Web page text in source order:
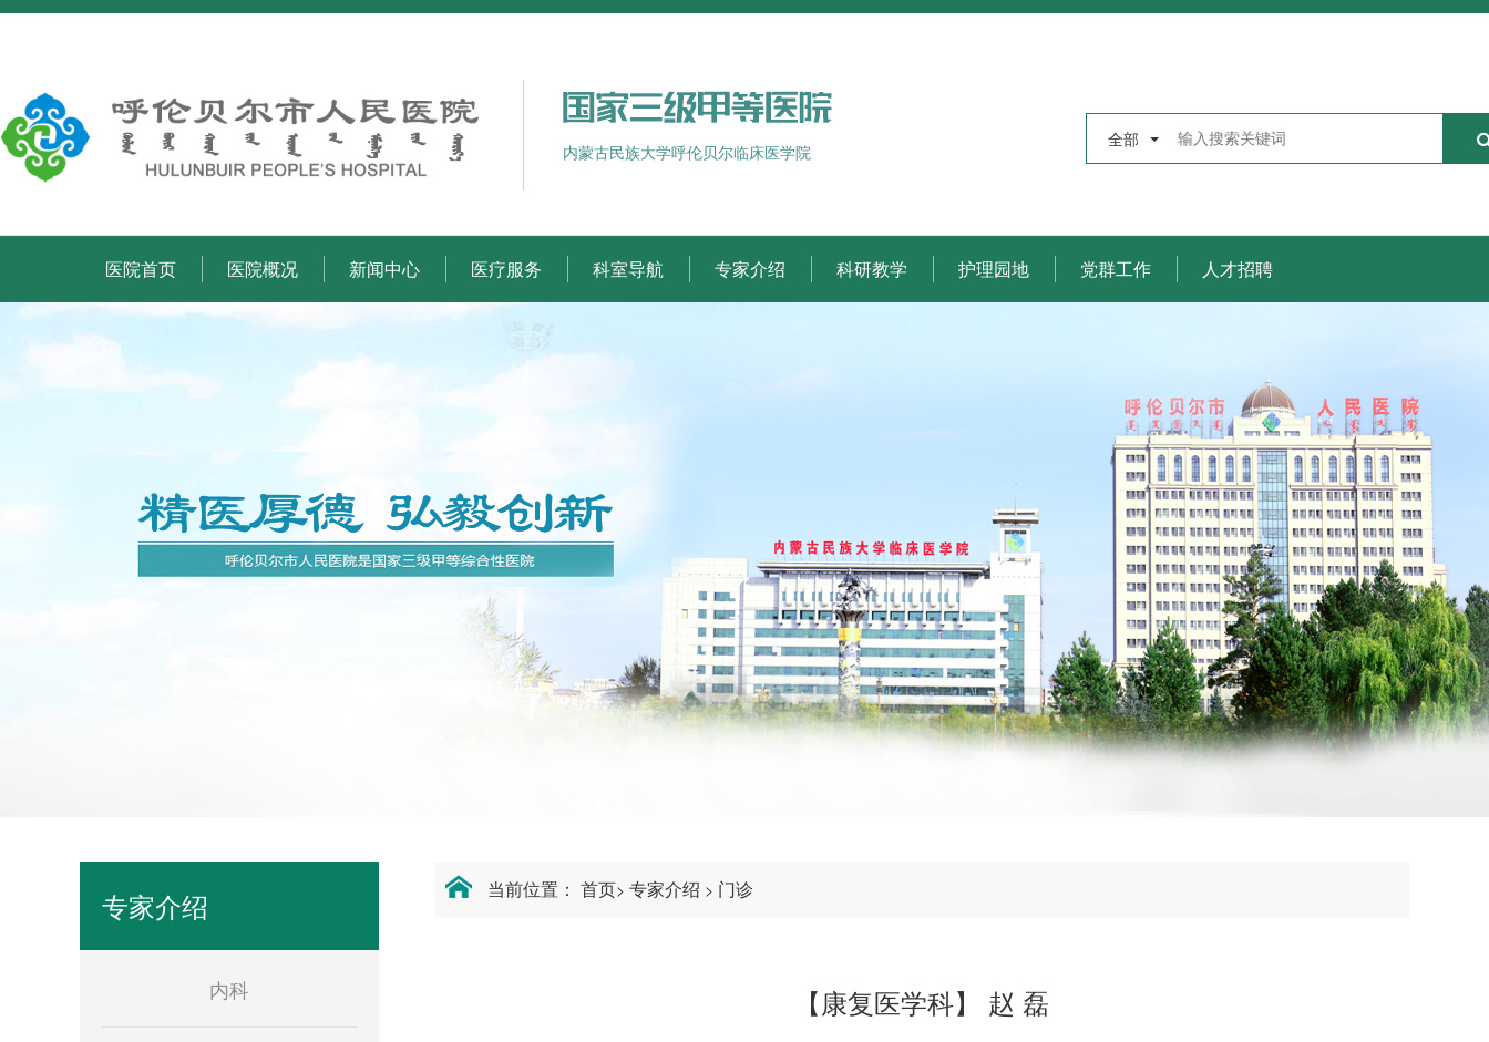
内蒙古民族大学呼伦贝尔临床医学院
全部
医院首页 医院概况 新闻中心 医疗服务 科室导航 专家介绍 科研教学 护理园地 党群工作 人才招聘
专家介绍
内科
当前位置： 首页> 专家介绍 > 门诊
【康复医学科】 赵 磊